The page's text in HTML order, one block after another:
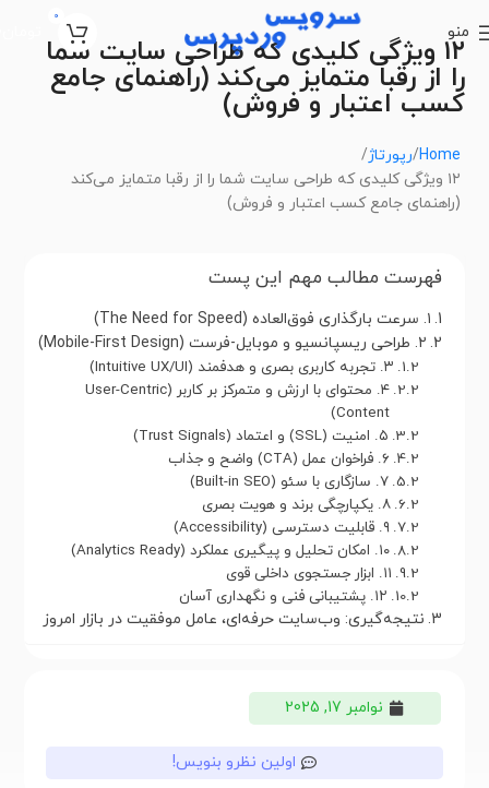
منو
0
۱۲ ویژگی کلیدی که طراحی سایت شما
را از رقبا متمایز می‌کند (راهنمای جامع
کسب اعتبار و فروش)
Home رپورتاژ
۱۲ ویژگی کلیدی که طراحی سایت شما را از رقبا متمایز می‌کند
(راهنمای جامع کسب اعتبار و فروش)
فهرست مطالب مهم این پست
۱. سرعت بارگذاری فوق‌العاده (The Need for Speed)
۲. طراحی ریسپانسیو و موبایل-فرست (Mobile-First Design)
۳. تجربه کاربری بصری و هدفمند (Intuitive UX/UI)
۴. محتوای با ارزش و متمرکز بر کاربر (User-Centric
Content)
۵. امنیت (SSL) و اعتماد (Trust Signals)
۶. فراخوان عمل (CTA) واضح و جذاب
۷. سازگاری با سئو (Built-in SEO)
۸. یکپارچگی برند و هویت بصری
۹. قابلیت دسترسی (Accessibility)
۱۰. امکان تحلیل و پیگیری عملکرد (Analytics Ready)
۱۱. ابزار جستجوی داخلی قوی
۱۲. پشتیبانی فنی و نگهداری آسان
نتیجه‌گیری: وب‌سایت حرفه‌ای، عامل موفقیت در بازار امروز
نوامبر 17, 2025
اولین نظرو بنویس!